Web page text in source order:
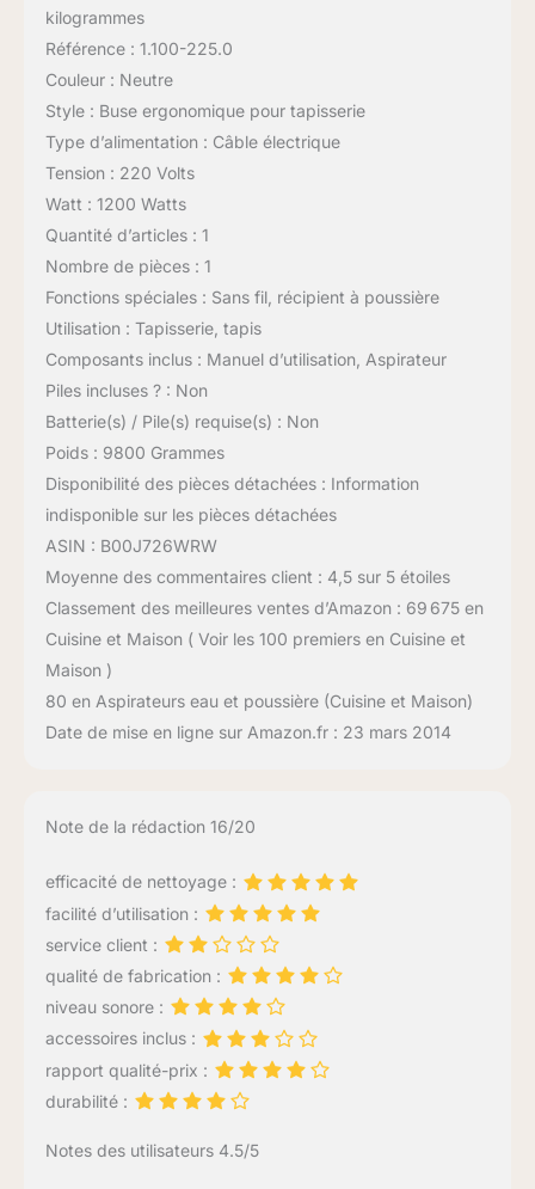
kilogrammes
Référence : 1.100-225.0
Couleur : Neutre
Style : Buse ergonomique pour tapisserie
Type d’alimentation : Câble électrique
Tension : 220 Volts
Watt : 1200 Watts
Quantité d’articles : 1
Nombre de pièces : 1
Fonctions spéciales : Sans fil, récipient à poussière
Utilisation : Tapisserie, tapis
Composants inclus : Manuel d’utilisation, Aspirateur
Piles incluses ? : Non
Batterie(s) / Pile(s) requise(s) : Non
Poids : 9800 Grammes
Disponibilité des pièces détachées : Information
indisponible sur les pièces détachées
ASIN : B00J726WRW
Moyenne des commentaires client : 4,5 sur 5 étoiles
Classement des meilleures ventes d’Amazon : 69 675 en
Cuisine et Maison ( Voir les 100 premiers en Cuisine et
Maison )
80 en Aspirateurs eau et poussière (Cuisine et Maison)
Date de mise en ligne sur Amazon.fr : 23 mars 2014
Note de la rédaction 16/20
efficacité de nettoyage :
facilité d’utilisation :
service client :
qualité de fabrication :
niveau sonore :
accessoires inclus :
rapport qualité-prix :
durabilité :
Notes des utilisateurs 4.5/5